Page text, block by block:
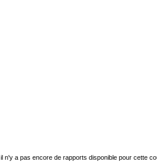
il n'y a pas encore de rapports disponible pour cette